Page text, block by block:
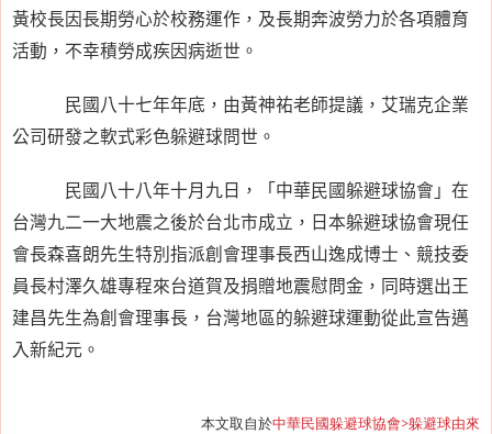
黃校長因長期勞心於校務運作，及長期奔波勞力於各項體育
活動，不幸積勞成疾因病逝世。
民國八十七年年底，由黃神祐老師提議，艾瑞克企業
公司研發之軟式彩色躲避球問世。
民國八十八年十月九日，「中華民國躲避球協會」在
台灣九二一大地震之後於台北市成立，日本躲避球協會現任
會長森喜朗先生特別指派創會理事長西山逸成博士、競技委
員長村澤久雄專程來台道賀及捐贈地震慰問金，同時選出王
建昌先生為創會理事長，台灣地區的躲避球運動從此宣告邁
入新紀元。
本文取自於中華民國躲避球協會>躲避球由來